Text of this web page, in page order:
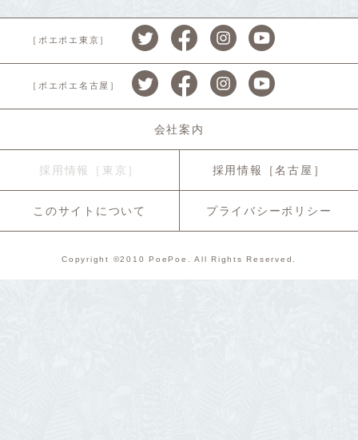
［ポエポエ東京］
［ポエポエ名古屋］
会社案内
採用情報［東京］ 採用情報［名古屋］
このサイトについて プライバシーポリシー
Copyright ©2010 PoePoe. All Rights Reserved.